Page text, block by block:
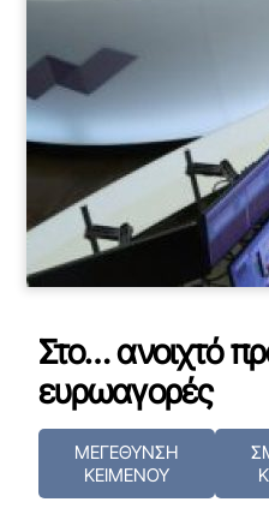
Στο… ανοιχτό
ευρωαγορές
ΜΕΓΕΘΥΝΣΗ
ΚΕΙΜΕΝΟΥ